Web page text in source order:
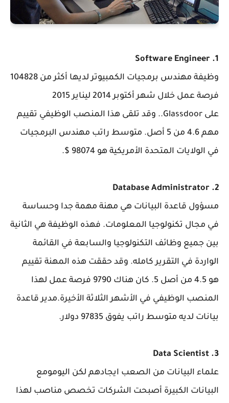
1. Software Engineer
وظيفة مهندس برمجيات الكمبيوتر لديها أكثر من 104828
فرصة عمل خلال شهر أكتوبر 2014 ليناير 2015
على Glassdoor.. وقد تلقى هذا المنصب الوظيفي تقييم
مهم 4.6 من 5 أصل. متوسط راتب مهندس البرمجيات
في الولايات المتحدة الأمريكية هو 98074 $.
2. Database Administrator
مسؤول قاعدة البيانات هي مهنة مهمة جدا وحساسة
في مجال تكنولوجيا المعلومات. فهذه الوظيفة هي الثانية
بين جميع وظائف التكنولوجيا والسابعة في القائمة
الواردة في التقرير كامله. وقد حققت هذه المهنة تقييم
هو 4.5 من أصل 5. كان هناك 9790 فرصة عمل لهذا
المنصب الوظيفي في الأشهر الثلاثة الأخيرة.مدير قاعدة
بيانات لديه متوسط راتب يفوق 97835 دولار.
3. Data Scientist
علماء البيانات من الصعب ايجادهم لكن اليومومع
البيانات الكبيرة أصبحت الشركات تخصص مناصب لهذا